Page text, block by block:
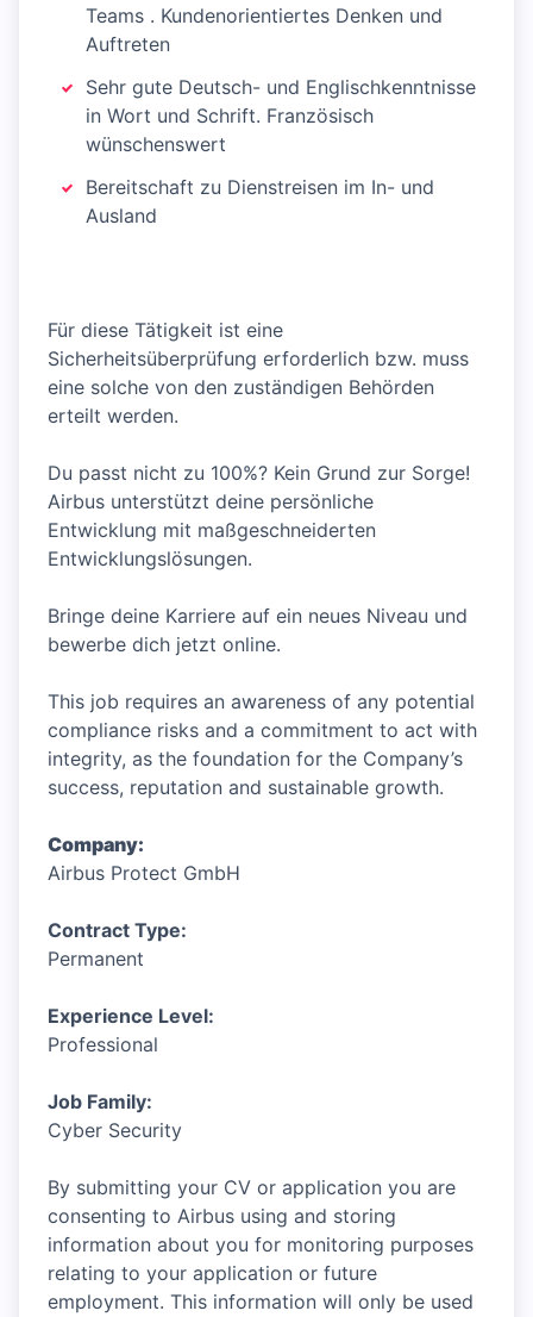
Teams . Kundenorientiertes Denken und
Auftreten
Sehr gute Deutsch- und Englischkenntnisse
in Wort und Schrift. Französisch
wünschenswert
Bereitschaft zu Dienstreisen im In- und
Ausland
Für diese Tätigkeit ist eine
Sicherheitsüberprüfung erforderlich bzw. muss
eine solche von den zuständigen Behörden
erteilt werden.
Du passt nicht zu 100%? Kein Grund zur Sorge!
Airbus unterstützt deine persönliche
Entwicklung mit maßgeschneiderten
Entwicklungslösungen.
Bringe deine Karriere auf ein neues Niveau und
bewerbe dich jetzt online.
This job requires an awareness of any potential
compliance risks and a commitment to act with
integrity, as the foundation for the Company’s
success, reputation and sustainable growth.
Company:
Airbus Protect GmbH
Contract Type:
Permanent
Experience Level:
Professional
Job Family:
Cyber Security
By submitting your CV or application you are
consenting to Airbus using and storing
information about you for monitoring purposes
relating to your application or future
employment. This information will only be used